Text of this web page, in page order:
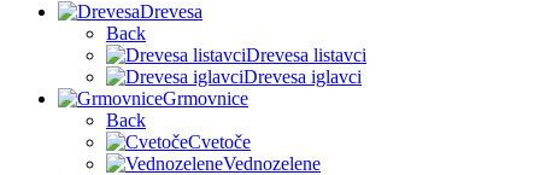
Drevesa
Back
Drevesa listavci
Drevesa iglavci
Grmovnice
Back
Cvetoče
Vednozelene